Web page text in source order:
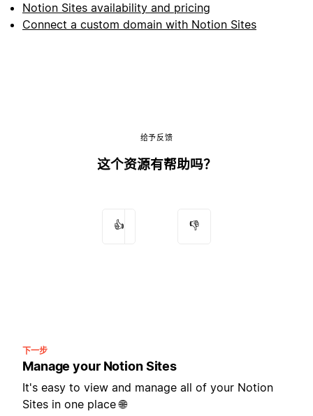
Notion Sites availability and pricing
Connect a custom domain with Notion Sites
给予反馈
这个资源有帮助吗？
👍 👎
下一步
Manage your Notion Sites
It's easy to view and manage all of your Notion
Sites in one place 🌐